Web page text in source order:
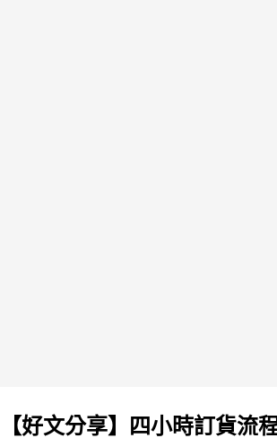
【好文分享】四小時訂貨流